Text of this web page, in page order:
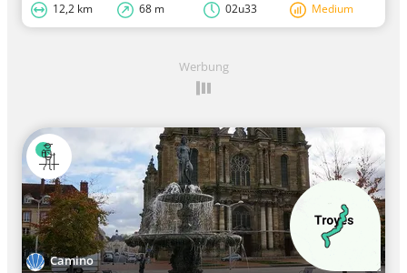
12,2 km 68 m 02u33 Medium
Werbung
Camino